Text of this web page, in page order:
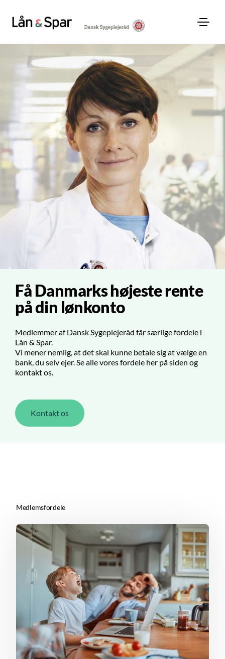
Få Danmarks højeste rente
på din lønkonto
Medlemmer af Dansk Sygeplejeråd får særlige fordele i
Lån & Spar.
Vi mener nemlig, at det skal kunne betale sig at vælge en
bank, du selv ejer. Se alle vores fordele her på siden og
kontakt os.
Kontakt os
Medlemsfordele